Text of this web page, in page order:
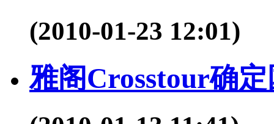
(2010-01-23 12:01)
雅阁Crosstour确